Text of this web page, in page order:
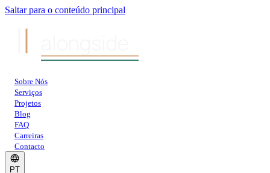
Saltar para o conteúdo principal
Sobre Nós
Serviços
Projetos
Blog
FAQ
Carreiras
Contacto
PT